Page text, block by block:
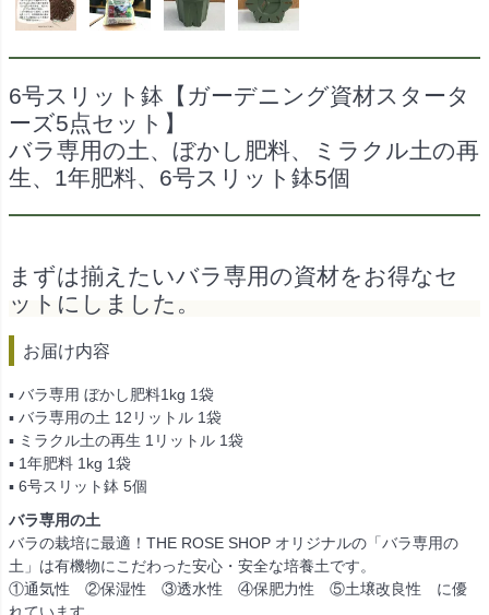
6号スリット鉢【ガーデニング資材スタータ
ーズ5点セット】
バラ専用の土、ぼかし肥料、ミラクル土の再
生、1年肥料、6号スリット鉢5個
まずは揃えたいバラ専用の資材をお得なセ
ットにしました。
お届け内容
▪ バラ専用 ぼかし肥料1kg 1袋
▪ バラ専用の土 12リットル 1袋
▪ ミラクル土の再生 1リットル 1袋
▪ 1年肥料 1kg 1袋
▪ 6号スリット鉢 5個
バラ専用の土
バラの栽培に最適！THE ROSE SHOP オリジナルの「バラ専用の
土」は有機物にこだわった安心・安全な培養土です。
①通気性 ②保湿性 ③透水性 ④保肥力性 ⑤土壌改良性 に優